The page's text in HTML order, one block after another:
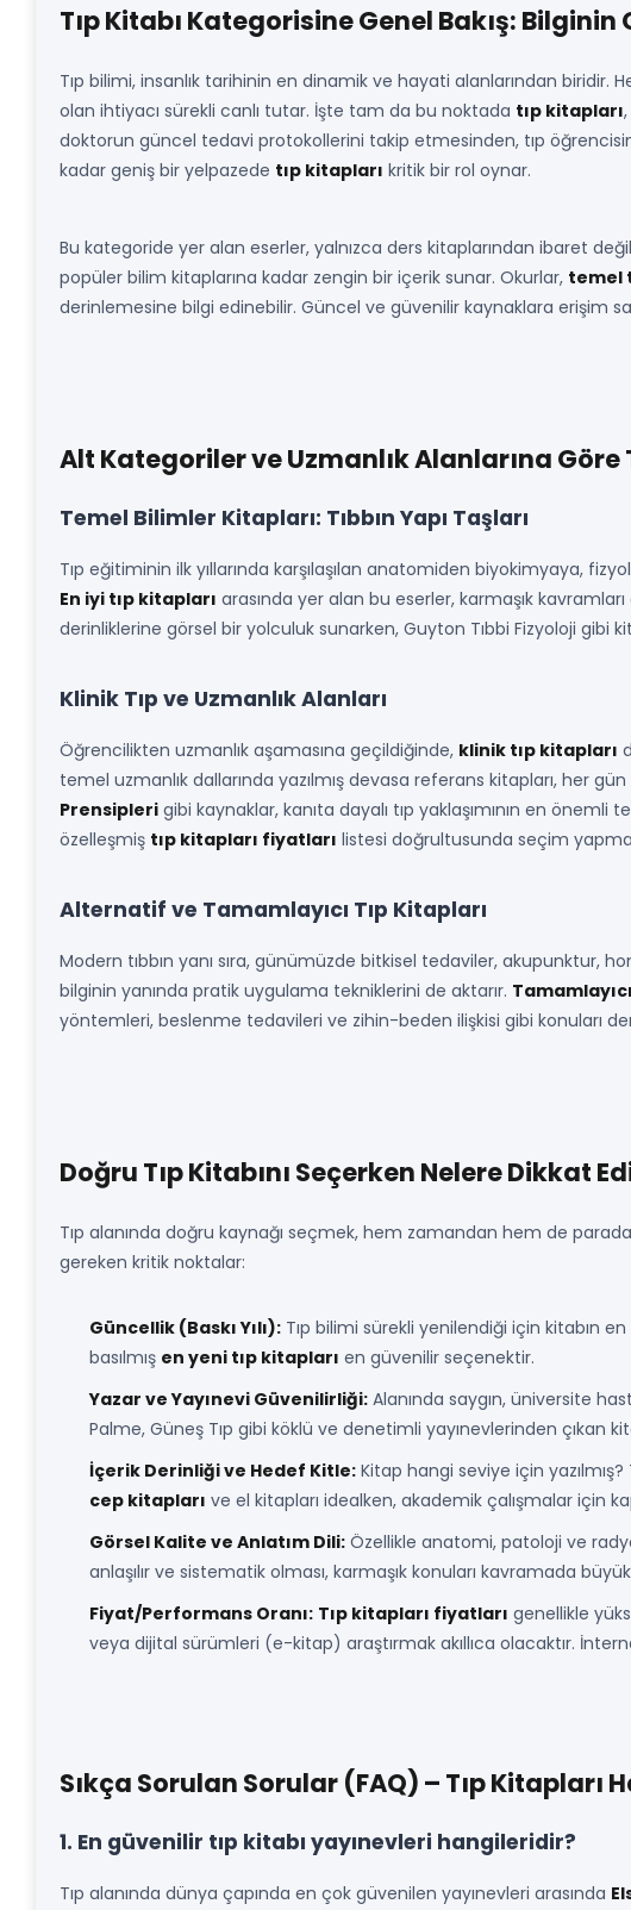
Tıp Kitabı Kategorisine Genel Bakış:
Tıp bilimi, insanlık tarihinin en dinamik ve hayati alanlarından
olan ihtiyacı sürekli canlı tutar. İşte tam da bu noktada tıp kitapları
doktorun güncel tedavi protokollerini takip etmesinden, tıp
kadar geniş bir yelpazede tıp kitapları kritik bir rol oynar.
Bu kategoride yer alan eserler, yalnızca ders kitaplarından ibaret
popüler bilim kitaplarına kadar zengin bir içerik sunar. Okurlar, temel
derinlemesine bilgi edinebilir. Güncel ve güvenilir kaynaklara erişim
Alt Kategoriler ve Uzmanlık Alanlarına Göre
Temel Bilimler Kitapları: Tıbbın Yapı Taşları
Tıp eğitiminin ilk yıllarında karşılaşılan anatomiden biyokimyaya,
En iyi tıp kitapları arasında yer alan bu eserler, karmaşık
derinliklerine görsel bir yolculuk sunarken, Guyton Tıbbi Fizyoloji gibi
Klinik Tıp ve Uzmanlık Alanları
Öğrencilikten uzmanlık aşamasına geçildiğinde, klinik tıp kitapları
temel uzmanlık dallarında yazılmış devasa referans kitapları, her
Prensipleri gibi kaynaklar, kanıta dayalı tıp yaklaşımının en
özelleşmiş tıp kitapları fiyatları listesi doğrultusunda seçim
Alternatif ve Tamamlayıcı Tıp Kitapları
Modern tıbbın yanı sıra, günümüzde bitkisel tedaviler, akupunktur,
bilginin yanında pratik uygulama tekniklerini de aktarır.
yöntemleri, beslenme tedavileri ve zihin-beden ilişkisi gibi konuları
Doğru Tıp Kitabını Seçerken Nelere Dikkat
Tıp alanında doğru kaynağı seçmek, hem zamandan hem de
gereken kritik noktalar:
Güncellik (Baskı Yılı): Tıp bilimi sürekli yenilendiği için kitabın
basılmış en yeni tıp kitapları en güvenilir seçenektir.
Yazar ve Yayınevi Güvenilirliği: Alanında saygın, üniversite
Palme, Güneş Tıp gibi köklü ve denetimli yayınevlerinden çıkan
İçerik Derinliği ve Hedef Kitle: Kitap hangi seviye için
cep kitapları ve el kitapları idealken, akademik çalışmalar için
Görsel Kalite ve Anlatım Dili: Özellikle anatomi, patoloji ve
anlaşılır ve sistematik olması, karmaşık konuları kavramada
Fiyat/Performans Oranı: Tıp kitapları fiyatları genellikle
veya dijital sürümleri (e-kitap) araştırmak akıllıca olacaktır.
Sıkça Sorulan Sorular (FAQ) – Tıp Kitapları
1. En güvenilir tıp kitabı yayınevleri hangileridir?
Tıp alanında dünya çapında en çok güvenilen yayınevleri arasında